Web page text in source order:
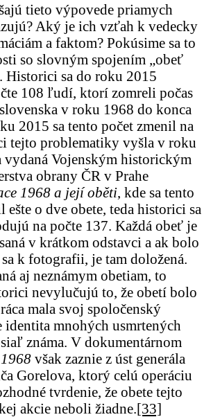
tieto výpovede priamych
Aký je ich vzťah k vedecky
a faktom? Pokúsime sa to
so slovným spojením „obeť
Historici sa do roku 2015
108 ľudí, ktorí zomreli počas
v roku 1968 do konca
2015 sa tento počet zmenil na
tejto problematiky vyšla v roku
Vojenským historickým
obrany ČR v Prahe
1968 a její oběti, kde sa tento
o dve obete, teda historici sa
na počte 137. Každá obeť je
v krátkom odstavci a ak bolo
k fotografii, je tam doložená.
aj neznámym obetiam, to
nevylučujú to, že obetí bolo
mala svoj spoločenský
identita mnohých usmrtených
známa. V dokumentárnom
však zaznie z úst generála
Gorelova, ktorý celú operáciu
tvrdenie, že obete tejto
akcie neboli žiadne.[33]